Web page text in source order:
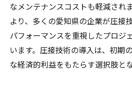
なメンテナンスコストも軽減され
より、多くの愛知県の企業が圧接
パフォーマンスを重視したプロジ
います。圧接技術の導入は、初期
な経済的利益をもたらす選択肢と